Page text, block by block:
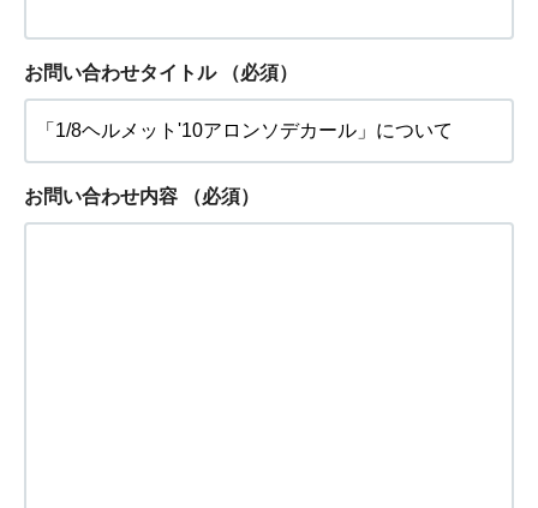
お問い合わせタイトル （必須）
お問い合わせ内容 （必須）